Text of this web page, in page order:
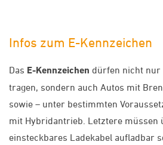
Infos zum E-Kennzeichen
Das E-Kennzeichen dürfen nicht nur
tragen, sondern auch Autos mit
sowie – unter bestimmten
mit Hybridantrieb. Letztere müssen
einsteckbares Ladekabel aufladbar